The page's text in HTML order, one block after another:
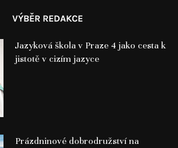
VÝBĚR REDAKCE
Jazyková škola v Praze 4 jako cesta k
jistotě v cizím jazyce
Prázdninové dobrodružství na